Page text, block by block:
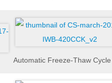
Automatic Freeze-Thaw